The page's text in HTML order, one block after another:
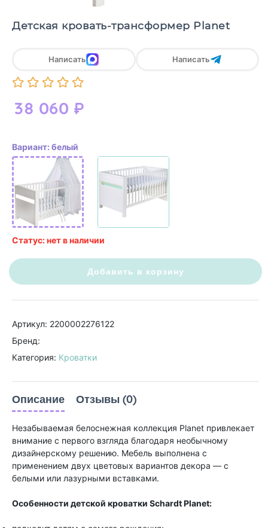
Детская кровать-трансформер Planet
38 060 ₽
Написать Написать
Вариант: белый
Статус: нет в наличии
Добавить в корзину
Артикул: 2200002276122
Бренд:
Категория: Кроватки
Описание Отзывы (0)
Незабываемая белоснежная коллекция Planet привлекает
внимание с первого взгляда благодаря необычному
дизайнерскому решению. Мебель выполнена с
применением двух цветовых вариантов декора — с
белыми или лазурными вставками.
Особенности детской кроватки Schardt Planet: